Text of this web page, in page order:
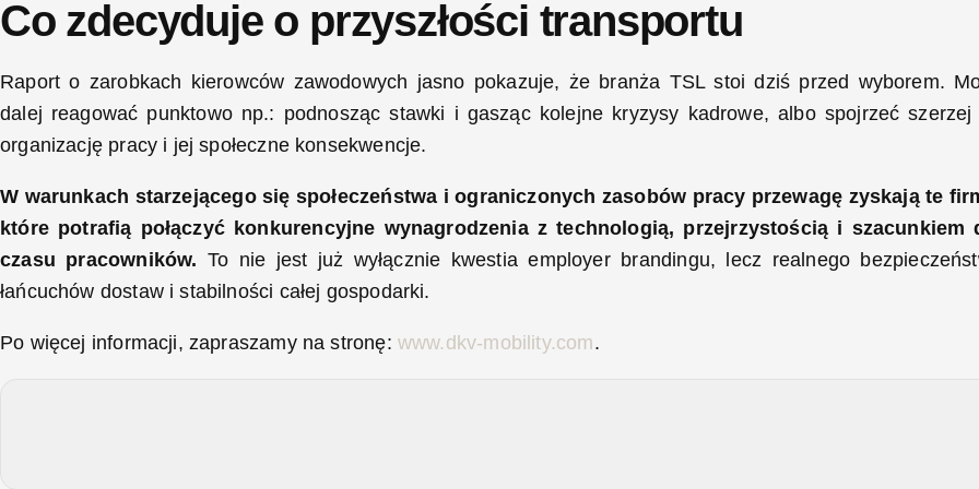
Co zdecyduje o przyszłości transportu
Raport o zarobkach kierowców zawodowych jasno pokazuje, że branża TSL stoi dziś przed wyborem.
dalej reagować punktowo np.: podnosząc stawki i gasząc kolejne kryzysy kadrowe, albo spojrzeć szerzej
organizację pracy i jej społeczne konsekwencje.
W warunkach starzejącego się społeczeństwa i ograniczonych zasobów pracy przewagę zyskają te
które potrafią połączyć konkurencyjne wynagrodzenia z technologią, przejrzystością i szacunkiem
czasu pracowników. To nie jest już wyłącznie kwestia employer brandingu, lecz realnego
łańcuchów dostaw i stabilności całej gospodarki.
Po więcej informacji, zapraszamy na stronę: www.dkv-mobility.com.